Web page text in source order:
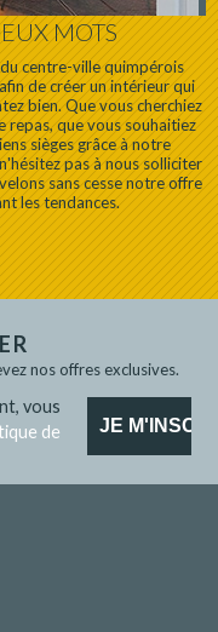
MOTS
centre-ville quimpérois
de créer un intérieur qui
bien. Que vous cherchiez
que vous souhaitiez
sièges grâce à notre
pas à nous solliciter
sans cesse notre offre
les tendances.
nos offres exclusives.
vous